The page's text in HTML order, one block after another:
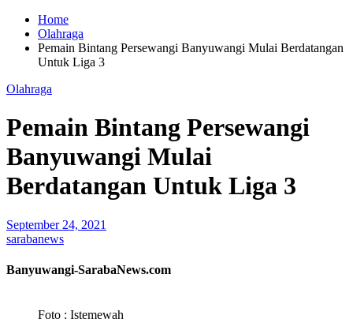
Home
Olahraga
Pemain Bintang Persewangi Banyuwangi Mulai Berdatangan
Untuk Liga 3
Olahraga
Pemain Bintang Persewangi
Banyuwangi Mulai
Berdatangan Untuk Liga 3
September 24, 2021
sarabanews
Banyuwangi-SarabaNews.com
Foto : Istemewah